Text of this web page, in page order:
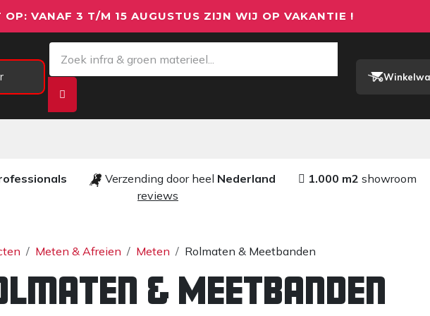
OP: VANAF 3 T/M 15 AUGUSTUS ZIJN WIJ OP VAKANTIE !
Verzending door heel Nederland 1.000 m2showroom
reviews​
Meten & Afreien Meten Rolmaten & Meetbanden
& Meetbanden